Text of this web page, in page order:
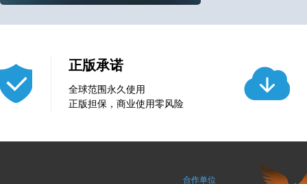
正版承诺
全球范围永久使用
正版担保，商业使用零风险
合作单位